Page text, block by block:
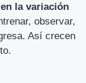
la variación
observar,
Así crecen